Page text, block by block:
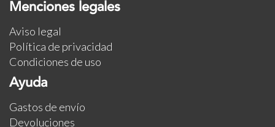
Menciones legales
Aviso legal
Política de privacidad
Condiciones de uso
Ayuda
Gastos de envío
Devoluciones